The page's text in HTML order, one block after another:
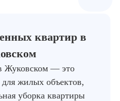
квартир в
Жуковском — это
жилых объектов,
уборка квартиры